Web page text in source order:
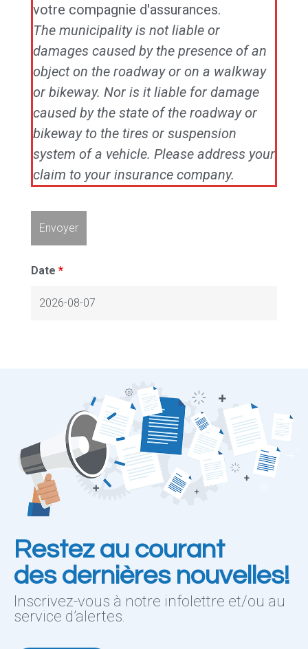
votre compagnie d'assurances.
The municipality is not liable or
damages caused by the presence of an
object on the roadway or on a walkway
or bikeway. Nor is it liable for damage
caused by the state of the roadway or
bikeway to the tires or suspension
system of a vehicle. Please address your
claim to your insurance company.
Date *
Restez au courant
des dernières nouvelles!
Inscrivez-vous à notre infolettre et/ou au
service d’alertes.